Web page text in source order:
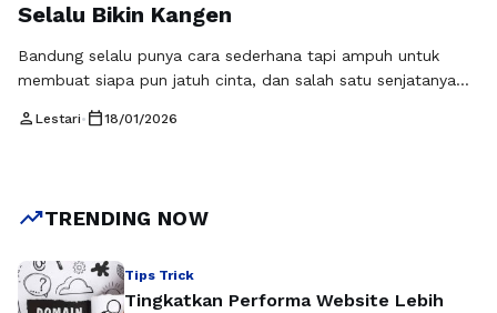
Selalu Bikin Kangen
Bandung selalu punya cara sederhana tapi ampuh untuk
membuat siapa pun jatuh cinta, dan salah satu senjatanya
membekas di ingatan. Cimol bojot yang kenyal dengan
Baca Selengkapnya
person Lestari• calendar_today18/01/2026
trending_upTRENDING NOW
Tips Trick
Tingkatkan Performa Website Lebih